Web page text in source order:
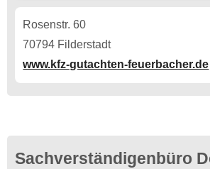
Rosenstr. 60
70794 Filderstadt
www.kfz-gutachten-feuerbacher.de
Sachverständigenbüro